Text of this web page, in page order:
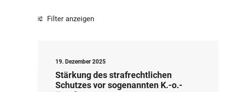
Filter anzeigen
19. Dezember 2025
Stärkung des strafrechtlichen
Schutzes vor sogenannten K.-o.-